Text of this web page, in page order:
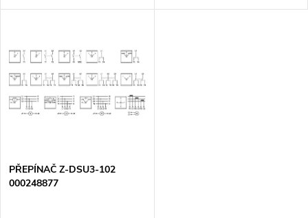
ů
ů
přepínač je vhodný pro široké
vypnuto) a neutrální polohou. S
PŘEPÍNAČ Z-DSU3-102
000248877